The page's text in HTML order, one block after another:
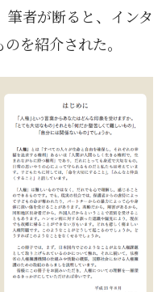
者が断ると、インタ
を紹介された。